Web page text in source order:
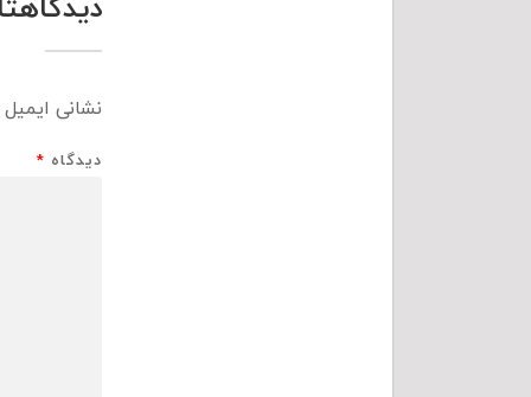
نشانی
دیدگاه *